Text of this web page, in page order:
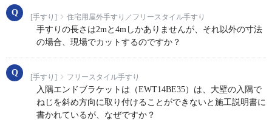
[手すり] 住宅用屋外手すり／フリースタイル手すり
手すりの長さは2mと4mしかありませんが、それ以外の寸法
の場合、現場でカットするのですか？
[手すり] フリースタイル手すり
入隅エンドブラケットは（EWT14BE35）は、大壁の入隅で
ねじを斜め方向に取り付けることができないと施工説明書に
書かれているが、なぜですか？